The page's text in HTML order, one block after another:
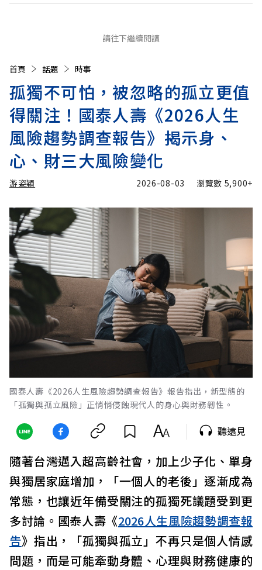
請往下繼續閱讀
首頁 話題 時事
孤獨不可怕，被忽略的孤立更值
得關注！國泰人壽《2026人生
風險趨勢調查報告》揭示身、
心、財三大風險變化
游姿穎 2026-08-03 瀏覽數 5,900+
國泰人壽《2026人生風險趨勢調查報告》報告指出，新型態的
「孤獨與孤立風險」正悄悄侵蝕現代人的身心與財務韌性。
聽遠見
隨著台灣邁入超高齡社會，加上少子化、單身
與獨居家庭增加，「一個人的老後」逐漸成為
常態，也讓近年備受關注的孤獨死議題受到更
多討論。國泰人壽《2026人生風險趨勢調查報
告》指出，「孤獨與孤立」不再只是個人情感
問題，而是可能牽動身體、心理與財務健康的